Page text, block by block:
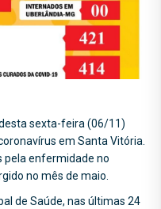
sexta-feira (06/11)
em Santa Vitória.
pela enfermidade no
no mês de maio.
de Saúde, nas últimas 24